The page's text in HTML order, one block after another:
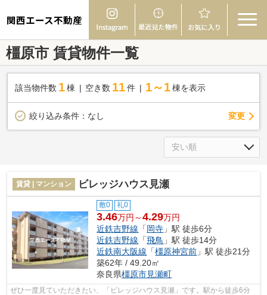
関西エース不動産
橿原市 賃貸物件一覧
該当物件数 1棟 空き数 11 件 1～1 棟を表示
絞り込み条件： なし 変更
賃貸 | マンション ビレッジハウス見瀬
敷0 礼0
3.46万円～4.29万円
近鉄吉野線 「岡寺 」駅 徒歩6分
近鉄吉野線 「飛鳥 」駅 徒歩14分
近鉄南大阪線 「橿原神宮前 」駅 徒歩21分
築62年 / 49.20㎡
奈良県橿原市見瀬町
ぜひ一度見ていただきたい、「ビレッジハウス見瀬」です。駅から徒歩6分